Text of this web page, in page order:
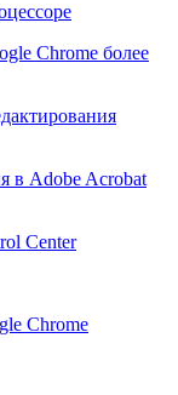
Chrome более
в Adobe Acrobat
Center
Chrome